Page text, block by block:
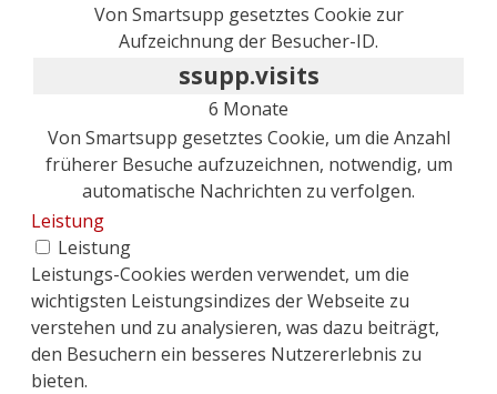
Von Smartsupp gesetztes Cookie zur
Aufzeichnung der Besucher-ID.
ssupp.visits
6 Monate
Von Smartsupp gesetztes Cookie, um die Anzahl
früherer Besuche aufzuzeichnen, notwendig, um
automatische Nachrichten zu verfolgen.
Leistung
Leistung
Leistungs-Cookies werden verwendet, um die
wichtigsten Leistungsindizes der Webseite zu
verstehen und zu analysieren, was dazu beiträgt,
den Besuchern ein besseres Nutzererlebnis zu
bieten.